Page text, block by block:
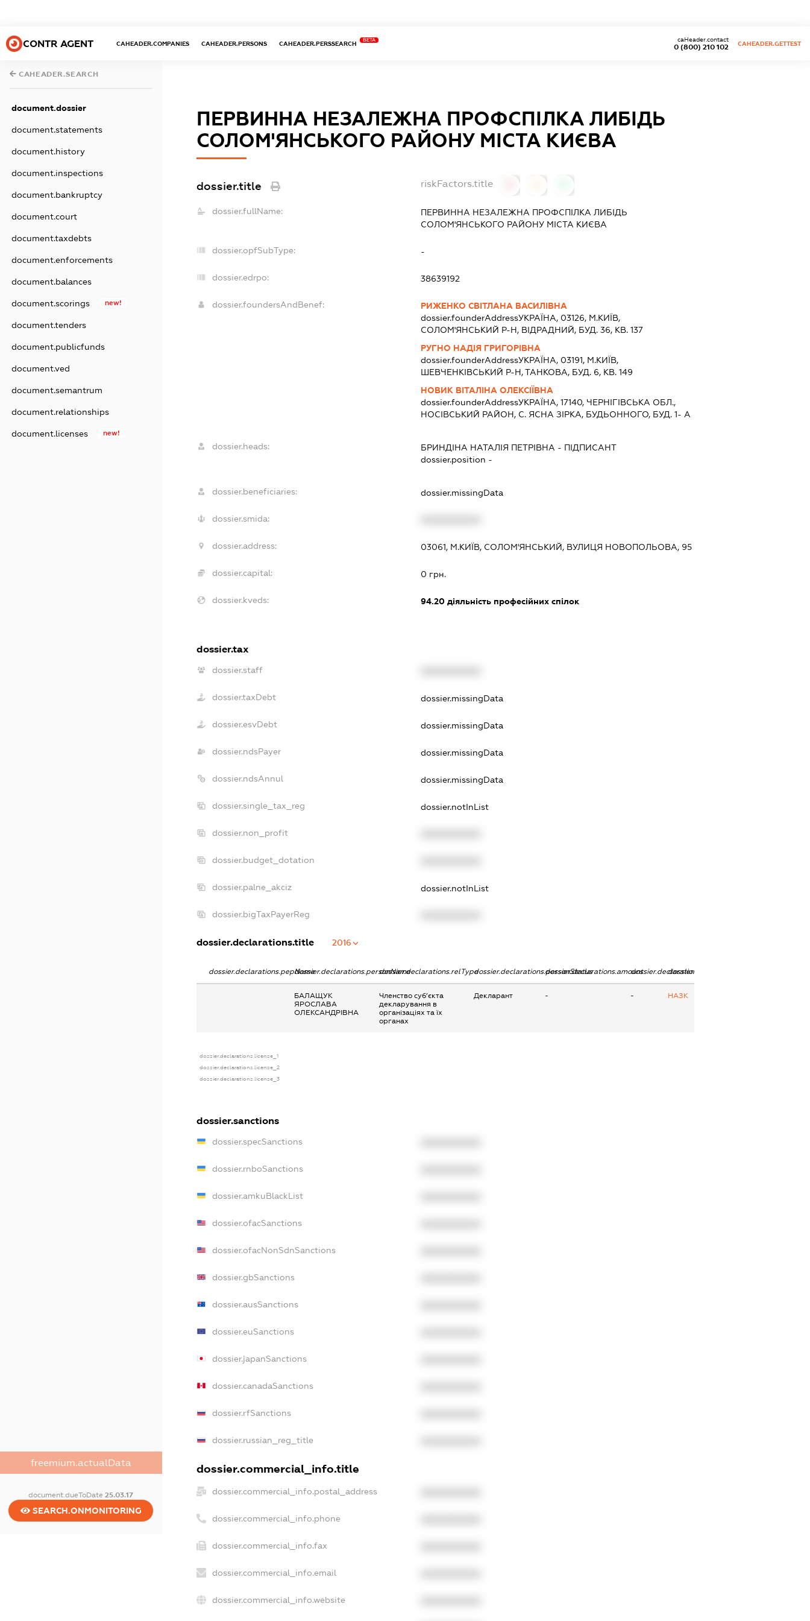
CONTR AGENT CAHEADER.COMPANIES CAHEADER.PERSONS CAHEADER.PERSSEARCH
BETA
0 (800) 210 102
caHeader.contact
CAHEADER.GETTEST
CAHEADER.SEARCH
document.dossier
document.statements
document.history
document.inspections
document.bankruptcy
document.court
document.taxdebts
document.enforcements
document.balances
document.scorings new!
document.tenders
document.publicfunds
document.ved
document.semantrum
document.relationships
document.licenses new!
freemium.actualData
document.dueToDate25.03.17
SEARCH.ONMONITORING
ПЕРВИННА НЕЗАЛЕЖНА ПРОФСПІЛКА ЛИБІДЬ
СОЛОМ'ЯНСЬКОГО РАЙОНУ МІСТА КИЄВА
dossier.title riskFactors.title
dossier.fullName:
ПЕРВИННА НЕЗАЛЕЖНА ПРОФСПІЛКА ЛИБІДЬ
СОЛОМ'ЯНСЬКОГО РАЙОНУ МІСТА КИЄВА
dossier.opfSubType: -
dossier.edrpo: 38639192
dossier.foundersAndBenef:
РИЖЕНКО СВІТЛАНА ВАСИЛІВНА
dossier.founderAddressУКРАЇНА, 03126, М.КИЇВ,
СОЛОМ'ЯНСЬКИЙ Р-Н, ВІДРАДНИЙ, БУД. 36, КВ. 137
РУГНО НАДІЯ ГРИГОРІВНА
dossier.founderAddressУКРАЇНА, 03191, М.КИЇВ,
ШЕВЧЕНКІВСЬКИЙ Р-Н, ТАНКОВА, БУД. 6, КВ. 149
НОВИК ВІТАЛІНА ОЛЕКСІЇВНА
dossier.founderAddressУКРАЇНА, 17140, ЧЕРНIГIВСЬКА ОБЛ.,
НОСIВСЬКИЙ РАЙОН, С. ЯСНА ЗІРКА, БУДЬОННОГО, БУД. 1- А
dossier.heads: БРИНДІНА НАТАЛІЯ ПЕТРІВНА - ПІДПИСАНТ
dossier.position -
dossier.beneficiaries: dossier.missingData
dossier.smida:
dossier.address: 03061, М.КИЇВ, СОЛОМ'ЯНСЬКИЙ, ВУЛИЦЯ НОВОПОЛЬОВА, 95
dossier.capital: 0 грн.
dossier.kveds: 94.20діяльність професійних спілок
dossier.tax
dossier.staff
dossier.taxDebt dossier.missingData
dossier.esvDebt dossier.missingData
dossier.ndsPayer dossier.missingData
dossier.ndsAnnul dossier.missingData
dossier.single_tax_reg dossier.notInList
dossier.non_profit
dossier.budget_dotation
dossier.palne_akciz dossier.notInList
dossier.bigTaxPayerReg
dossier.declarations.title 2016
dossier.declarations.pepNamedossier.declarations.personNamedossier.declarations.relTypedossier.declarations.personStatusdossier.declarations.amountdossier.declarations.currency
dossier.declarations.source
БАЛАЩУК
ЯРОСЛАВА
ОЛЕКСАНДРІВНА
Членство суб’єкта
декларування в
організаціях та їх
органах
Декларант - - НАЗК
dossier.declarations.license_1
dossier.declarations.license_2
dossier.declarations.license_3
dossier.sanctions
dossier.specSanctions
dossier.rnboSanctions
dossier.amkuBlackList
dossier.ofacSanctions
dossier.ofacNonSdnSanctions
dossier.gbSanctions
dossier.ausSanctions
dossier.euSanctions
dossier.japanSanctions
dossier.canadaSanctions
dossier.rfSanctions
dossier.russian_reg_title
dossier.commercial_info.title
dossier.commercial_info.postal_address
dossier.commercial_info.phone
dossier.commercial_info.fax
dossier.commercial_info.email
dossier.commercial_info.website